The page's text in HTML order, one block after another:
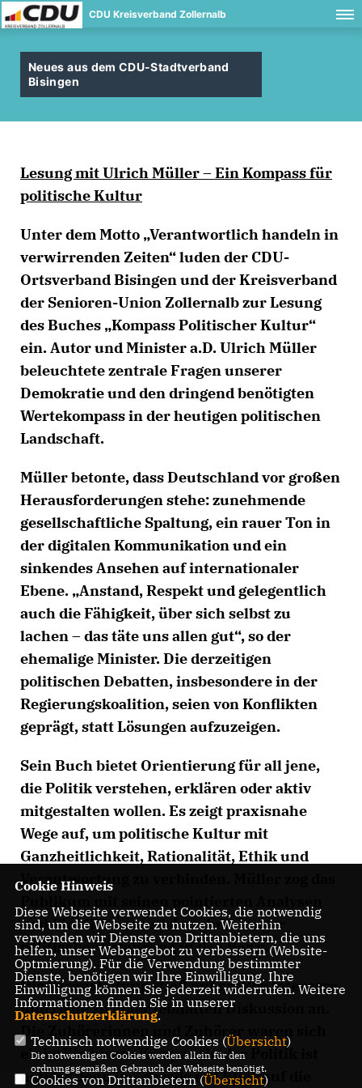
CDU Kreisverband Zollernalb
Neues aus dem CDU-Stadtverband
Bisingen
Lesung mit Ulrich Müller – Ein Kompass für
politische Kultur
Unter dem Motto „Verantwortlich handeln in
verwirrenden Zeiten“ luden der CDU-
Ortsverband Bisingen und der Kreisverband
der Senioren-Union Zollernalb zur Lesung
des Buches „Kompass Politischer Kultur“
ein. Autor und Minister a.D. Ulrich Müller
beleuchtete zentrale Fragen unserer
Demokratie und den dringend benötigten
Wertekompass in der heutigen politischen
Landschaft.
Müller betonte, dass Deutschland vor großen
Herausforderungen stehe: zunehmende
gesellschaftliche Spaltung, ein rauer Ton in
der digitalen Kommunikation und ein
sinkendes Ansehen auf internationaler
Ebene. „Anstand, Respekt und gelegentlich
auch die Fähigkeit, über sich selbst zu
lachen – das täte uns allen gut“, so der
ehemalige Minister. Die derzeitigen
politischen Debatten, insbesondere in der
Regierungskoalition, seien von Konflikten
geprägt, statt Lösungen aufzuzeigen.
Sein Buch bietet Orientierung für all jene,
die Politik verstehen, erklären oder aktiv
mitgestalten wollen. Es zeigt praxisnahe
Wege auf, um politische Kultur mit
Ganzheitlichkeit, Rationalität, Ethik und
Verantwortung zu verbinden. Müller zog das
und Einblicken aus jahrzehntelanger
politischer Erfahrung in den Bann.
Die Veranstaltung stieß auf großes Interesse
und regte zu einer lebhaften Diskussion an.
Die Zuhörerinnen und Zuhörer waren sich
einig: Ein klarer Kompass in der Politik ist
nötiger denn je – gerade mit Blick auf die
Cookie Hinweis
Diese Webseite verwendet Cookies, die notwendig
sind, um die Webseite zu nutzen. Weiterhin
verwenden wir Dienste von Drittanbietern, die uns
helfen, unser Webangebot zu verbessern (Website-
Optmierung). Für die Verwendung bestimmter
Dienste, benötigen wir Ihre Einwilligung. Ihre
Einwilligung können Sie jederzeit widerrufen. Weitere
Informationen finden Sie in unserer
Datenschutzerklärung.
Technisch notwendige Cookies (Übersicht)
Die notwendigen Cookies werden allein für den
ordnungsgemäßen Gebrauch der Webseite benötigt.
Cookies von Drittanbietern (Übersicht)